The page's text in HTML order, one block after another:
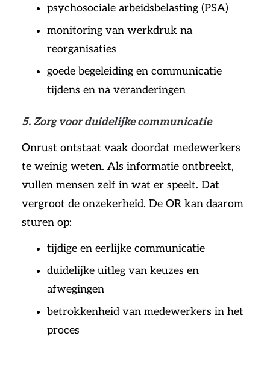
psychosociale arbeidsbelasting (PSA)
monitoring van werkdruk na
reorganisaties
goede begeleiding en communicatie
tijdens en na veranderingen
5. Zorg voor duidelijke communicatie
Onrust ontstaat vaak doordat medewerkers
te weinig weten. Als informatie ontbreekt,
vullen mensen zelf in wat er speelt. Dat
vergroot de onzekerheid. De OR kan daarom
sturen op:
tijdige en eerlijke communicatie
duidelijke uitleg van keuzes en
afwegingen
betrokkenheid van medewerkers in het
proces